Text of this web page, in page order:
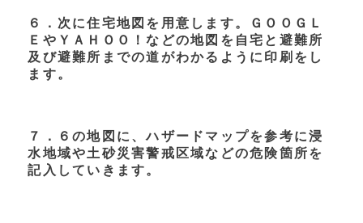
６．次に住宅地図を用意します。ＧＯＯＧＬ
ＥやＹＡＨＯＯ！などの地図を自宅と避難所
及び避難所までの道がわかるように印刷をし
ます。
７．６の地図に、ハザードマップを参考に浸
水地域や土砂災害警戒区域などの危険箇所を
記入していきます。